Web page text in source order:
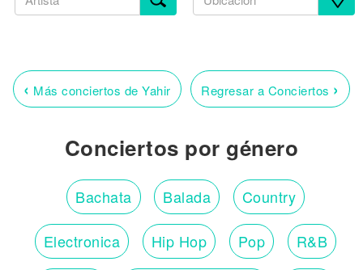
‹ Más conciertos de Yahir Regresar a Conciertos ›
Conciertos por género
Bachata Balada Country
Electronica Hip Hop Pop R&B